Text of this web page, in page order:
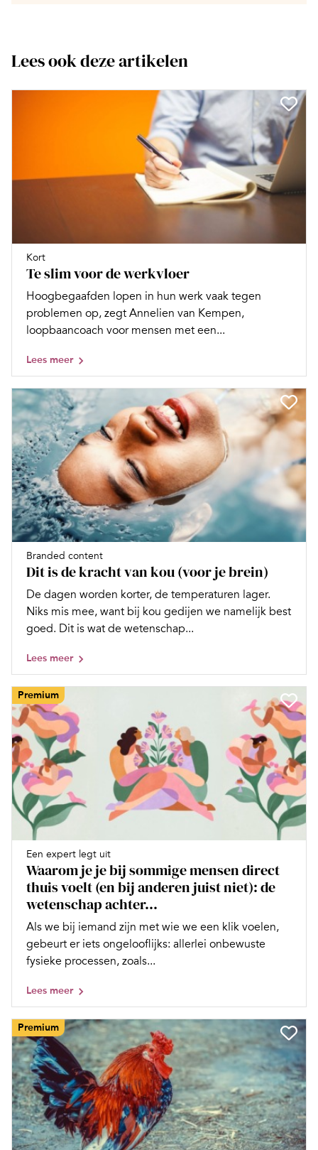
Lees ook deze artikelen
Kort
Te slim voor de werkvloer
Hoogbegaafden lopen in hun werk vaak tegen
problemen op, zegt Annelien van Kempen,
loopbaancoach voor mensen met een...
Lees meer
Branded content
Dit is de kracht van kou (voor je brein)
De dagen worden korter, de temperaturen lager.
Niks mis mee, want bij kou gedijen we namelijk best
goed. Dit is wat de wetenschap...
Lees meer
Premium
Een expert legt uit
Waarom je je bij sommige mensen direct
thuis voelt (en bij anderen juist niet): de
wetenschap achter...
Als we bij iemand zijn met wie we een klik voelen,
gebeurt er iets ongelooflijks: allerlei onbewuste
fysieke processen, zoals...
Lees meer
Premium